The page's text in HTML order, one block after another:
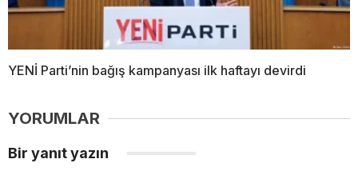
YENİ Parti’nin bağış kampanyası ilk haftayı devirdi
YORUMLAR
Bir yanıt yazın